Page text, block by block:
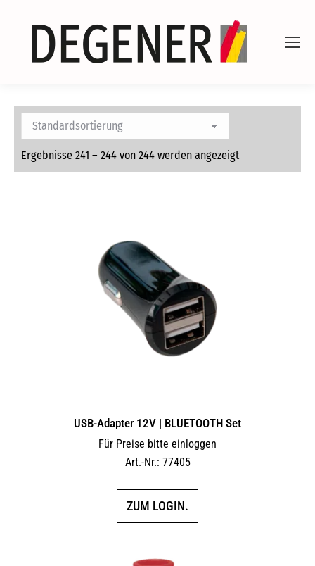
Ergebnisse 241 – 244 von 244 werden angezeigt
USB-Adapter 12V | BLUETOOTH Set
Für Preise bitte einloggen
Art.-Nr.: 77405
ZUM LOGIN.